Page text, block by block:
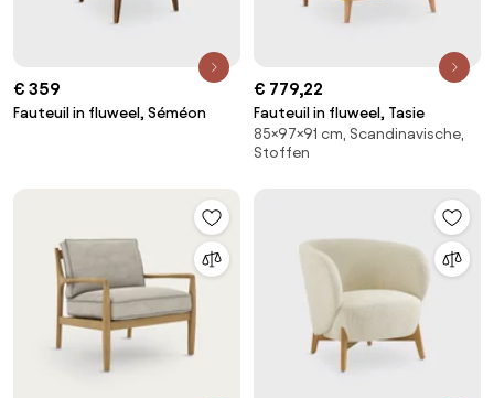
€ 359
Fauteuil in fluweel, Séméon
€ 779,22
Fauteuil in fluweel, Tasie
85×97×91 cm, Scandinavische,
Stoffen